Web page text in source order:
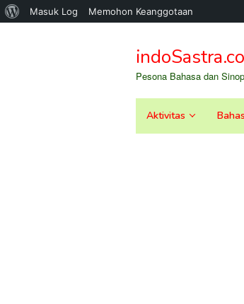
Tentang
Masuk Log Memohon Keanggotaan
konten
Pesona Bahasa dan
Aktivitas